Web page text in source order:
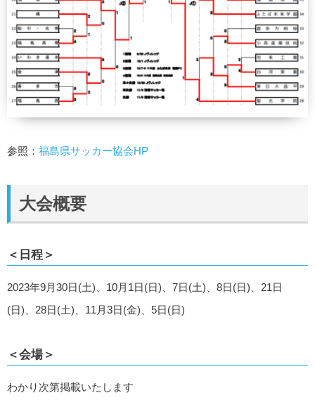
参照： 福島県サッカー協会HP
大会概要
＜日程＞
2023年9月30日(土)、10月1日(日)、7日(土)、8日(日)、21日
(日)、28日(土)、11月3日(金)、5日(日)
＜会場＞
わかり次第掲載いたします